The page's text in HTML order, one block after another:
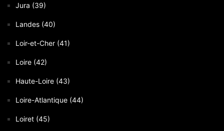
Jura (39)
Landes (40)
Loir-et-Cher (41)
Loire (42)
Haute-Loire (43)
Loire-Atlantique (44)
Loiret (45)